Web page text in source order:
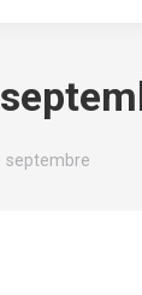
septembre